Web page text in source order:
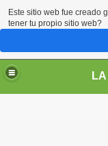
Este sitio web fue creado
tener tu propio sitio web?